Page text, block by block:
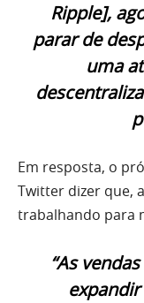
Ripple],
parar de
uma
Em resposta, o
Twitter dizer que,
trabalhando para
“As